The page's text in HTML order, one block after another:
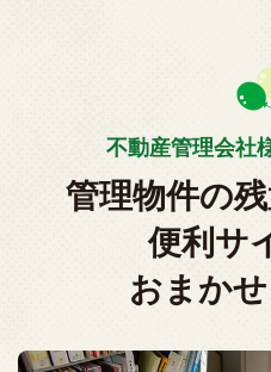
不動産管理会社
管理物件の
便利サ
おまか